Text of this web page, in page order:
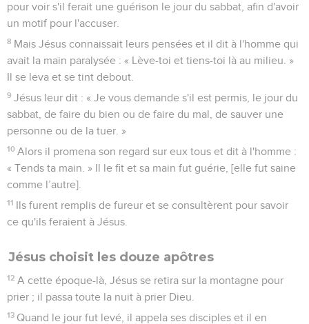
pour voir s'il ferait une guérison le jour du sabbat, afin d'avoir
un motif pour l'accuser.
8 Mais Jésus connaissait leurs pensées et il dit à l'homme qui
avait la main paralysée : « Lève-toi et tiens-toi là au milieu. »
Il se leva et se tint debout.
9 Jésus leur dit : « Je vous demande s'il est permis, le jour du
sabbat, de faire du bien ou de faire du mal, de sauver une
personne ou de la tuer. »
10 Alors il promena son regard sur eux tous et dit à l'homme :
« Tends ta main. » Il le fit et sa main fut guérie, [elle fut saine
comme l’autre].
11 Ils furent remplis de fureur et se consultèrent pour savoir
ce qu'ils feraient à Jésus.
Jésus choisit les douze apôtres
12 A cette époque-là, Jésus se retira sur la montagne pour
prier ; il passa toute la nuit à prier Dieu.
13 Quand le jour fut levé, il appela ses disciples et il en